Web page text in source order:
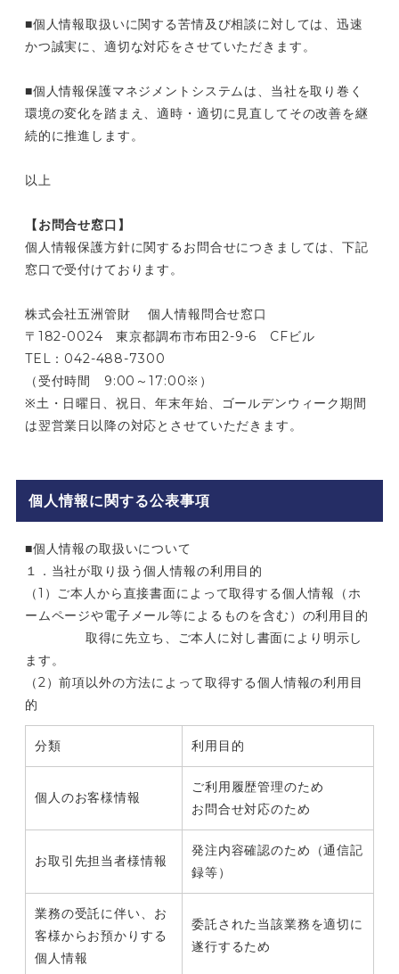
■個人情報取扱いに関する苦情及び相談に対しては、迅速
かつ誠実に、適切な対応をさせていただきます。
■個人情報保護マネジメントシステムは、当社を取り巻く
環境の変化を踏まえ、適時・適切に見直してその改善を継
続的に推進します。
以上
【お問合せ窓口】
個人情報保護方針に関するお問合せにつきましては、下記
窓口で受付けております。
株式会社五洲管財 個人情報問合せ窓口
〒182-0024 東京都調布市布田2-9-6 CFビル
TEL：042-488-7300
（受付時間 9:00～17:00※）
※土・日曜日、祝日、年末年始、ゴールデンウィーク期間
は翌営業日以降の対応とさせていただきます。
個人情報に関する公表事項
■個人情報の取扱いについて
１．当社が取り扱う個人情報の利用目的
（1）ご本人から直接書面によって取得する個人情報（ホ
ームページや電子メール等によるものを含む）の利用目的
取得に先立ち、ご本人に対し書面により明示し
ます。
（2）前項以外の方法によって取得する個人情報の利用目
的
分類 利用目的
個人のお客様情報
ご利用履歴管理のため
お問合せ対応のため
お取引先担当者様情報
発注内容確認のため（通信記
録等）
業務の受託に伴い、お
客様からお預かりする
個人情報
委託された当該業務を適切に
遂行するため